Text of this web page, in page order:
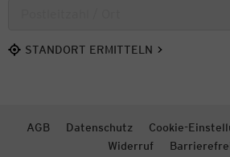
STANDORT ERMITTELN
AGB Datenschutz Cookie-
Widerruf